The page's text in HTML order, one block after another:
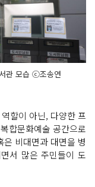
관 모습 ⓒ조송연
할이 아닌, 다양한 프
합문화예술 공간으로
비대면과 대면을 병
서 많은 주민들이 도